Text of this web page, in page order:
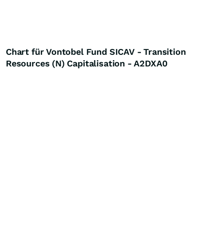
Chart für Vontobel Fund SICAV - Transition
Resources (N) Capitalisation - A2DXA0